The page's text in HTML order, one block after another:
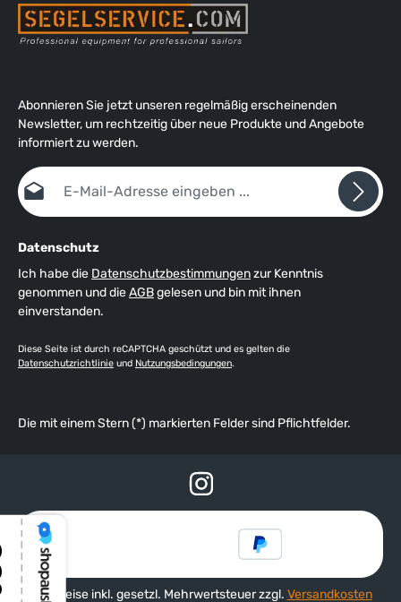
Abonnieren Sie jetzt unseren regelmäßig erscheinenden
Newsletter, um rechtzeitig über neue Produkte und Angebote
informiert zu werden.
E-Mail-Adresse*
Datenschutz
Ich habe die Datenschutzbestimmungenzur Kenntnis
genommen und dieAGBgelesen und bin mit ihnen
einverstanden.
Diese Seite ist durch reCAPTCHA geschützt und es gelten die
Datenschutzrichtlinie und Nutzungsbedingungen.
Die mit einem Stern (*) markierten Felder sind Pflichtfelder.
Alle Preise inkl. gesetzl. Mehrwertsteuer zzgl. Versandkosten